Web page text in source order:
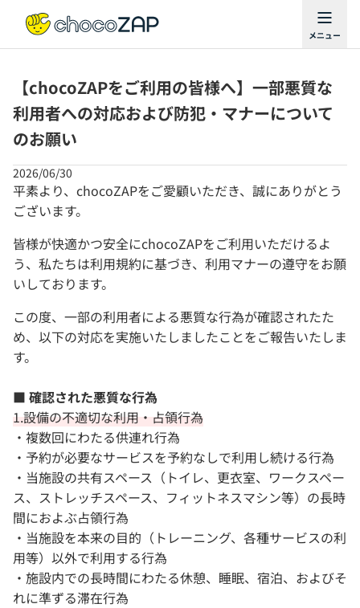
【chocoZAPをご利用の皆様へ】一部悪質な
利用者への対応および防犯・マナーについて
のお願い
2026/06/30
平素より、chocoZAPをご愛顧いただき、誠にありがとう
ございます。
皆様が快適かつ安全にchocoZAPをご利用いただけるよ
う、私たちは利用規約に基づき、利用マナーの遵守をお願
いしております。
この度、一部の利用者による悪質な行為が確認されたた
め、以下の対応を実施いたしましたことをご報告いたしま
す。
■ 確認された悪質な行為
1.設備の不適切な利用・占領行為
・複数回にわたる供連れ行為
・予約が必要なサービスを予約なしで利用し続ける行為
・当施設の共有スペース（トイレ、更衣室、ワークスペー
ス、ストレッチスペース、フィットネスマシン等）の長時
間におよぶ占領行為
・当施設を本来の目的（トレーニング、各種サービスの利
用等）以外で利用する行為
・施設内での長時間にわたる休憩、睡眠、宿泊、およびそ
れに準ずる滞在行為